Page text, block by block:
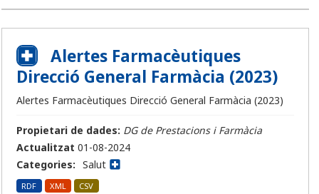
Alertes Farmacèutiques
Direcció General Farmàcia (2023)
Alertes Farmacèutiques Direcció General Farmàcia (2023)
Propietari de dades: DG de Prestacions i Farmàcia
Actualitzat 01-08-2024
Categories: Salut
RDF XML CSV